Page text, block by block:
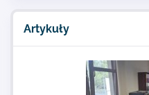
Artykuły